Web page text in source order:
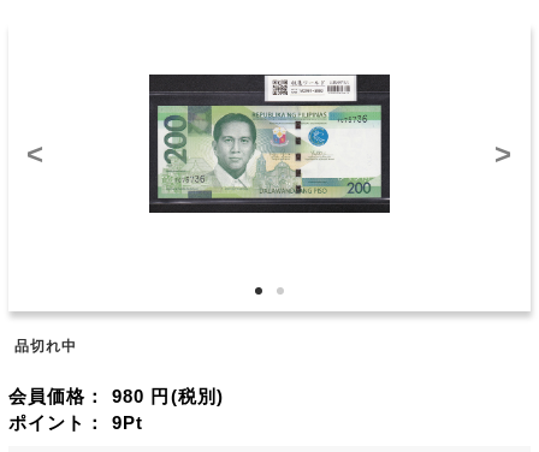
< >
品切れ中
会員価格： 980 円(税別)
ポイント： 9Pt